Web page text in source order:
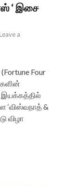
‘ இசை
Leave a
Four
இயக்கத்தில்
‘விஸ்வநாத் &
விழா